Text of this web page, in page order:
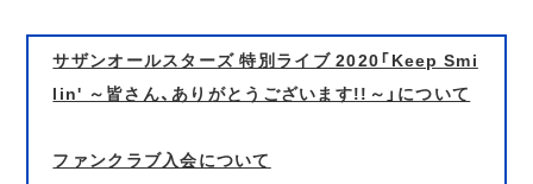
サザンオールスターズ 特別ライブ 2020「Keep Smi
lin' ～皆さん、ありがとうございます!!～」について
ファンクラブ入会について